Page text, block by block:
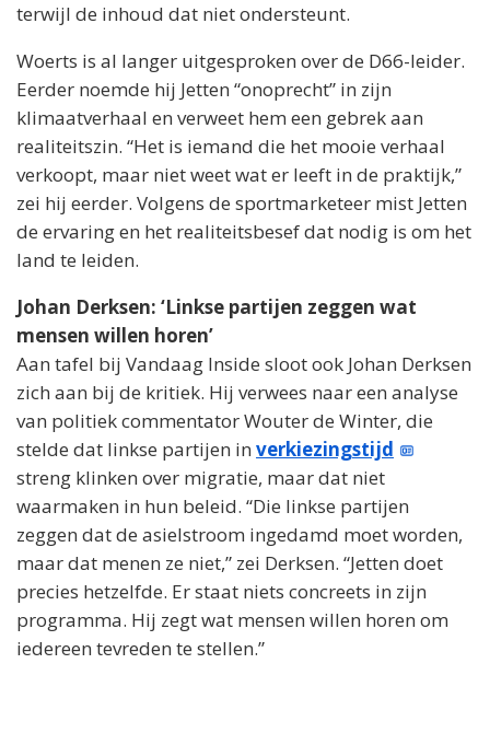
terwijl de inhoud dat niet ondersteunt.
Woerts is al langer uitgesproken over de D66-leider.
Eerder noemde hij Jetten “onoprecht” in zijn
klimaatverhaal en verweet hem een gebrek aan
realiteitszin. “Het is iemand die het mooie verhaal
verkoopt, maar niet weet wat er leeft in de praktijk,”
zei hij eerder. Volgens de sportmarketeer mist Jetten
de ervaring en het realiteitsbesef dat nodig is om het
land te leiden.
Johan Derksen: ‘Linkse partijen zeggen wat
mensen willen horen’
Aan tafel bij Vandaag Inside sloot ook Johan Derksen
zich aan bij de kritiek. Hij verwees naar een analyse
van politiek commentator Wouter de Winter, die
stelde dat linkse partijen in verkiezingstijd
streng klinken over migratie, maar dat niet
waarmaken in hun beleid. “Die linkse partijen
zeggen dat de asielstroom ingedamd moet worden,
maar dat menen ze niet,” zei Derksen. “Jetten doet
precies hetzelfde. Er staat niets concreets in zijn
programma. Hij zegt wat mensen willen horen om
iedereen tevreden te stellen.”